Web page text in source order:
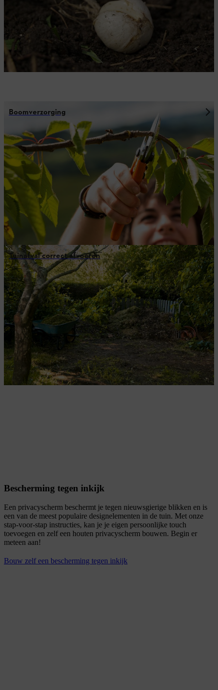
Boomverzorging
Tuinafval correct afvoeren
Je eigen projecten realiseren
Bescherming tegen inkijk
Een privacyscherm beschermt je tegen nieuwsgierige blikken en is
een van de meest populaire designelementen in de tuin. Met onze
stap-voor-stap instructies, kan je je eigen persoonlijke touch
toevoegen en zelf een houten privacyscherm bouwen. Begin er
meteen aan!
Bouw zelf een bescherming tegen inkijk